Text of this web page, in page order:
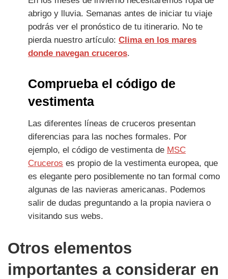
abrigo y lluvia. Semanas antes de iniciar tu viaje
podrás ver el pronóstico de tu itinerario. No te
pierda nuestro artículo: Clima en los mares
donde navegan cruceros.
Comprueba el código de
vestimenta
Las diferentes líneas de cruceros presentan
diferencias para las noches formales. Por
ejemplo, el código de vestimenta de MSC
Cruceros es propio de la vestimenta europea, que
es elegante pero posiblemente no tan formal como
algunas de las navieras americanas. Podemos
salir de dudas preguntando a la propia naviera o
visitando sus webs.
Otros elementos
importantes a considerar en